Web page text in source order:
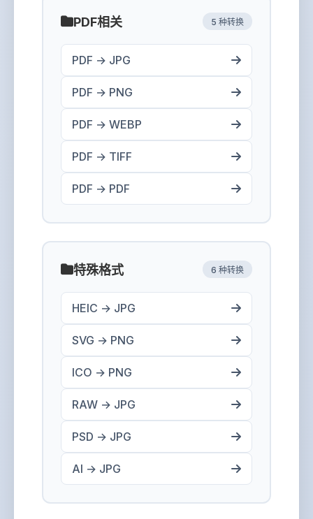
PDF相关 5 种转换
PDF → JPG
PDF → PNG
PDF → WEBP
PDF → TIFF
PDF → PDF
特殊格式 6 种转换
HEIC → JPG
SVG → PNG
ICO → PNG
RAW → JPG
PSD → JPG
AI → JPG